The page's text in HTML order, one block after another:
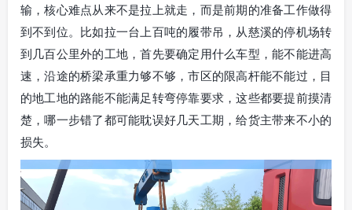
输，核心难点从来不是拉上就走，而是前期的准备工作做得
到不到位。比如拉一台上百吨的履带吊，从慈溪的停机场转
到几百公里外的工地，首先要确定用什么车型，能不能进高
速，沿途的桥梁承重力够不够，市区的限高杆能不能过，目
的地工地的路能不能满足转弯停靠要求，这些都要提前摸清
楚，哪一步错了都可能耽误好几天工期，给货主带来不小的
损失。